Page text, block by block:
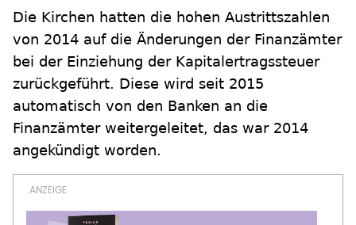
Die Kirchen hatten die hohen Austrittszahlen
von 2014 auf die Änderungen der Finanzämter
bei der Einziehung der Kapitalertragssteuer
zurückgeführt. Diese wird seit 2015
automatisch von den Banken an die
Finanzämter weitergeleitet, das war 2014
angekündigt worden.